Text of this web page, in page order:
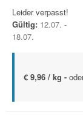
Leider verpasst!
Gültig: 12.07. -
18.07.
€ 9,96 / kg -